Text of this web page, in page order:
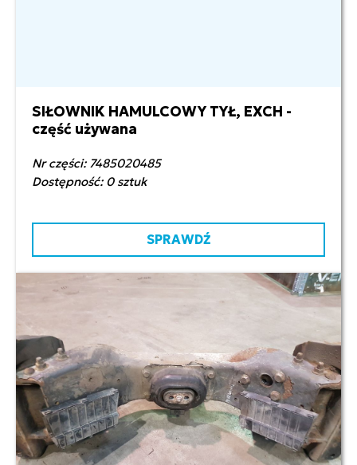
1 507,29 zł netto
SIŁOWNIK HAMULCOWY TYŁ, EXCH -
część używana
Nr części: 7485020485
Dostępność: 0 sztuk
SPRAWDŹ